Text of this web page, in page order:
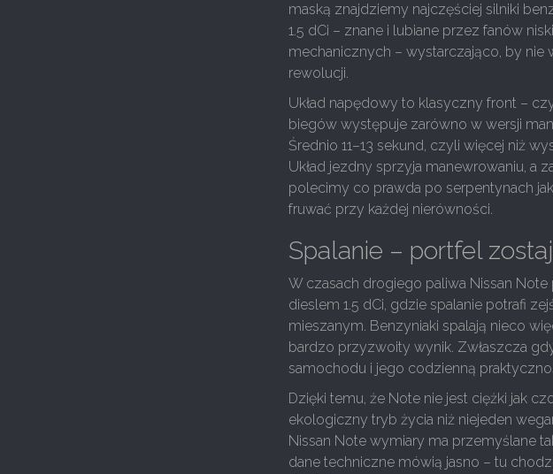
maską znajdziemy najczęściej silniki
1.5 dCi – znane i lubiane przez fanów
mechanicznych – wystarczająco, by nie
rewolucji.
Układ napędowy to klasyczny front –
biegów występuje zarówno w wersji
Średnio 11–13 sekund, czyli więcej niż
Układ jezdny sprzyja manewrowaniu, a
polecimy co prawda po serpentynach
fruwać przy każdej nierówności.
Spalanie – portfel
W czasach drogiego paliwa Nissan
dieslem 1.5 dCi, gdzie spalanie potrafi
mieszanym. Benzyniaki spalają nieco
bardzo przyzwoity wynik. Zwłaszcza
samochodu i jego codzienną
Dzięki temu, że Note nie jest ciężki jak
ekologiczny tryb życia niż niejeden
Nissan Note wymiary ma przemyślane
dane techniczne mówią jasno – tu